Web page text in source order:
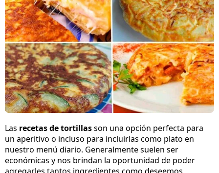
Las recetas de tortillasson una opción perfecta para
un aperitivo o incluso para incluirlas como plato en
nuestro menú diario. Generalmente suelen ser
económicas y nos brindan la oportunidad de poder